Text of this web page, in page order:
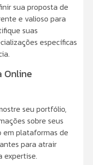
sua proposta de
e valioso para
suas
específicas
Online
seu portfólio,
sobre seus
em plataformas de
para atrair
expertise.